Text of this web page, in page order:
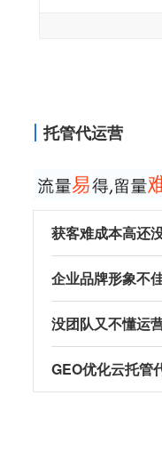
托管代运营
获客难成本高还
企业品牌形象不
没团队又不懂运
GEO优化云托管